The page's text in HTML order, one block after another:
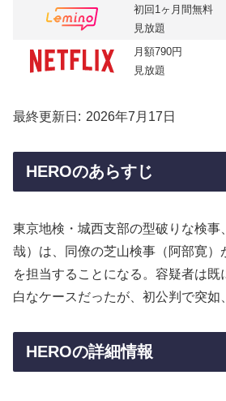
初回1ヶ月間無料
見放題
月額790円
見放題
最終更新日 2026年7月17日
HEROのあらすじ
東京地検・城西支部の型破りな検事
哉）は、同僚の芝山検事（阿部寛）
を担当することになる。容疑者は既
白なケースだったが、初公判で突如
HEROの詳細情報